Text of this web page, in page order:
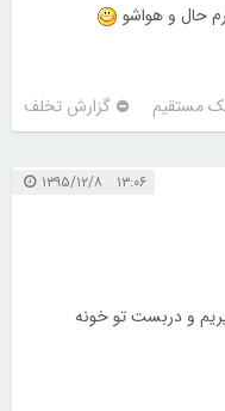
حال و هواشو
مستقیم گزارش تخلف
۱۳:۰۶ ۱۳۹۵/۱۲/۸
و دربست تو خونه